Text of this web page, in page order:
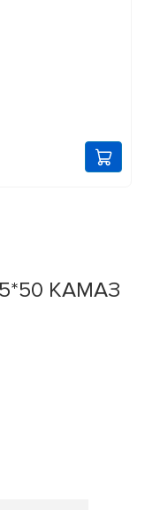
КАМАЗ